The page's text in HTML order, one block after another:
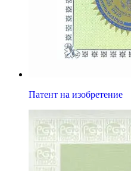
Патент на изобретение